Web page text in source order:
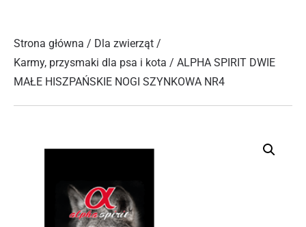
Strona główna / Dla zwierząt /
Karmy, przysmaki dla psa i kota / ALPHA SPIRIT DWIE
MAŁE HISZPAŃSKIE NOGI SZYNKOWA NR4